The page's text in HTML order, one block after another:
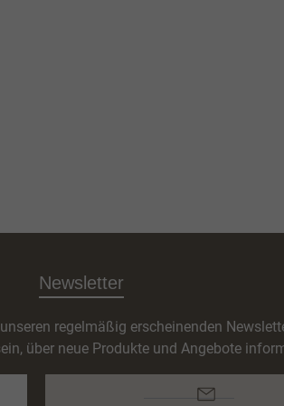
Newsletter
regelmäßig erscheinenden
über neue Produkte und Angebote